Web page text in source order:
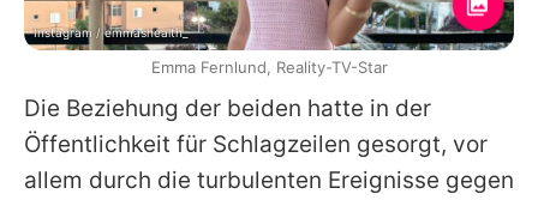
Die Beziehung der beiden hatte in der
Öffentlichkeit für Schlagzeilen gesorgt, vor
allem durch die turbulenten Ereignisse gegen
Instagram / emmashealth_
Emma Fernlund, Reality-TV-Star